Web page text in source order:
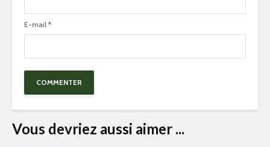
E-mail *
Vous devriez aussi aimer ...